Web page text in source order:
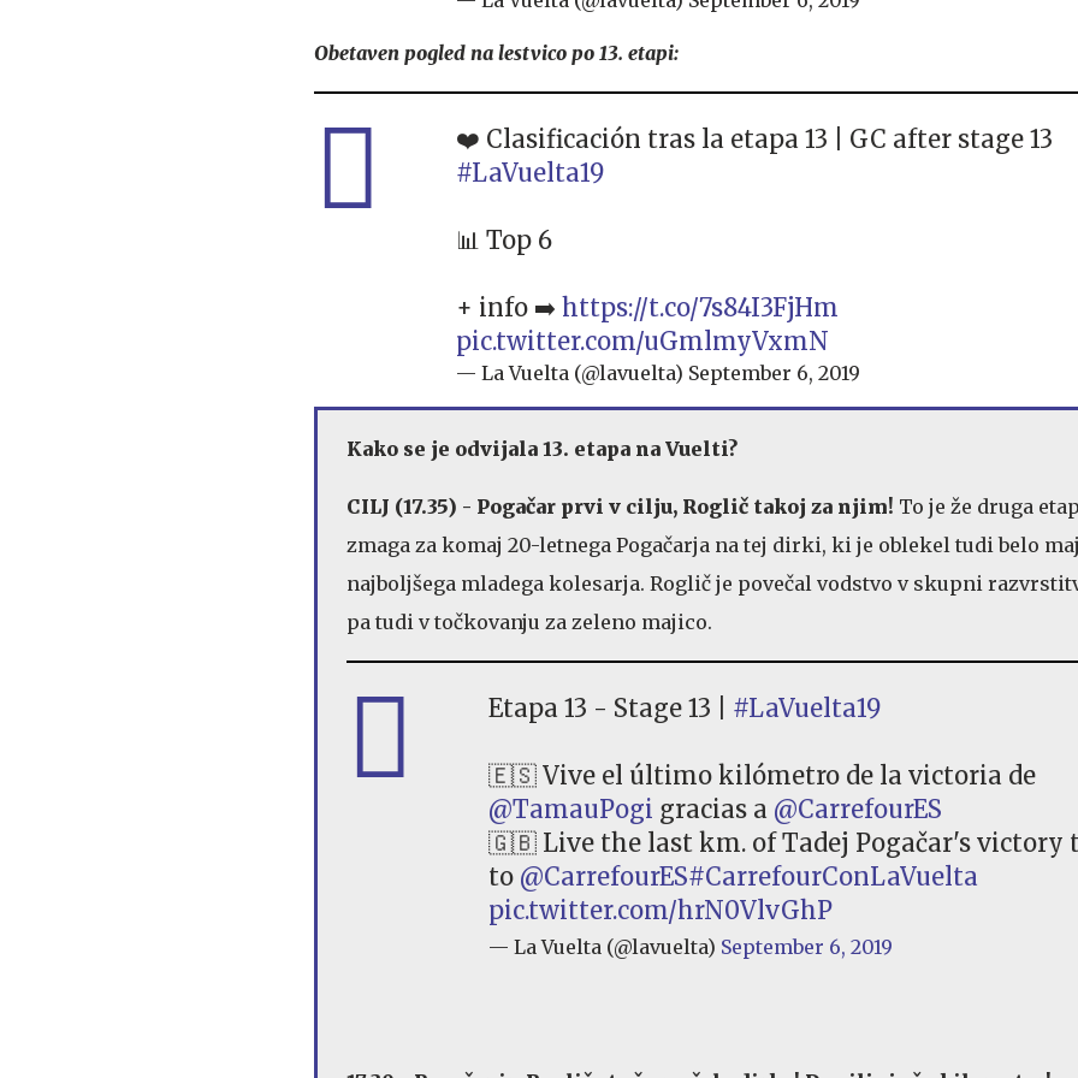
Obetaven pogled na lestvico po 13. etapi:
❤️ Clasificación tras la etapa 13 | GC after stage 13
#LaVuelta19
📊 Top 6
+ info ➡️ https://t.co/7s84I3FjHm
pic.twitter.com/uGmlmyVxmN
— La Vuelta (@lavuelta) September 6, 2019
Kako se je odvijala 13. etapa na Vuelti?
CILJ (17.35) - Pogačar prvi v cilju, Roglič takoj za njim! To je že druga
zmaga za komaj 20-letnega Pogačarja na tej dirki, ki je oblekel tudi belo
najboljšega mladega kolesarja. Roglič je povečal vodstvo v skupni
pa tudi v točkovanju za zeleno majico.
Etapa 13 - Stage 13 | #LaVuelta19
🇪🇸 Vive el último kilómetro de la victoria de
@TamauPogi gracias a @CarrefourES
🇬🇧 Live the last km. of Tadej Pogačar's victory
to @CarrefourES#CarrefourConLaVuelta
pic.twitter.com/hrN0VlvGhP
— La Vuelta (@lavuelta) September 6, 2019